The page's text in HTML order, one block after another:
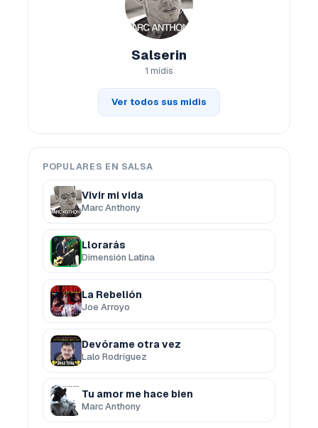
Salserin
1 midis
Ver todos sus midis
POPULARES EN SALSA
Vivir mi vida
Marc Anthony
Llorarás
Dimensión Latina
La Rebelión
Joe Arroyo
Devórame otra vez
Lalo Rodríguez
Tu amor me hace bien
Marc Anthony